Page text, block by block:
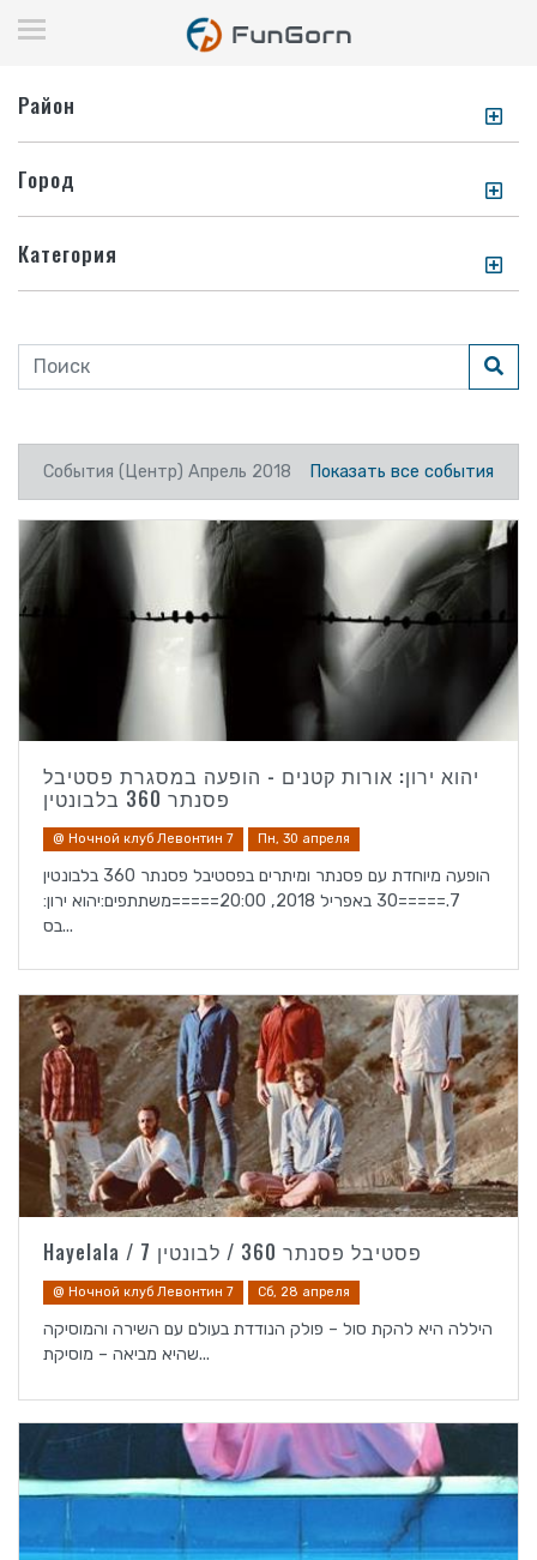
Район
Город
Категория
События (Центр) Апрель 2018 Показать все события
יהוא ירון: אורות קטנים - הופעה במסגרת פסטיבל
פסנתר 360 בלבונטין
@ Ночной клуб Левонтин 7 Пн, 30 апреля
הופעה מיוחדת עם פסנתר ומיתרים בפסטיבל פסנתר 360 בלבונטין
7.=====30 באפריל 2018, 20:00=====משתתפים:יהוא ירון:
בס...
Hayelala / פסטיבל פסנתר 360 / לבונטין 7
@ Ночной клуб Левонтин 7 Сб, 28 апреля
היללה היא להקת סול – פולק הנודדת בעולם עם השירה והמוסיקה
שהיא מביאה – מוסיקת...